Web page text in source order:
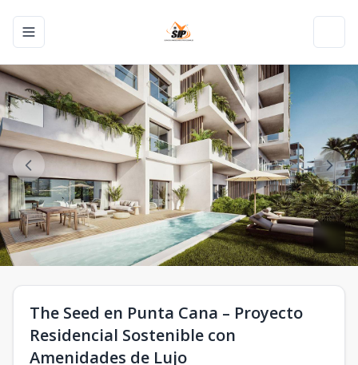
Toggle navigation menu
The Seed en Punta Cana – Proyecto
Residencial Sostenible con
Amenidades de Lujo